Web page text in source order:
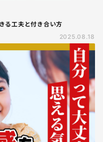
る工夫と付き合い方
2025.08.18